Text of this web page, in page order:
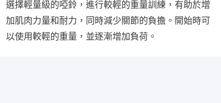
選擇輕量級的啞鈴，進行較輕的重量訓練，有助於增
加肌肉力量和耐力，同時減少關節的負擔。開始時可
以使用較輕的重量，並逐漸增加負荷。